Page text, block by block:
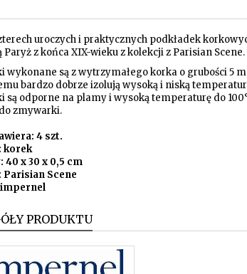
uroczych i praktycznych podkładek
Paryż z końca XIX-wieku z kolekcji z Parisian Scene.
wykonane są z wytrzymałego korka o grubości 5
bardzo dobrze izolują wysoką i niską
są odporne na plamy i wysoką temperaturę do
zmywarki.
4 szt.
korek
40 x 30 x 0,5 cm
Parisian Scene
PRODUKTU